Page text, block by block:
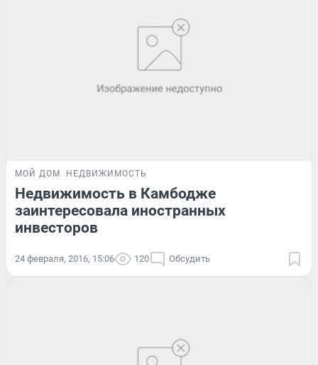
МОЙ ДОМ НЕДВИЖИМОСТЬ
Недвижимость в Камбодже
заинтересовала иностранных
инвесторов
24 февраля, 2016, 15:06 120 Обсудить